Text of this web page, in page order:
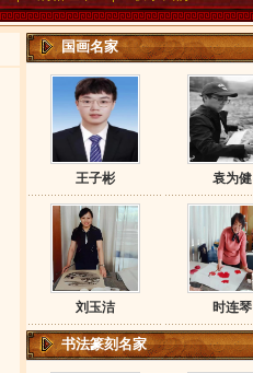
国画名家
王子彬 袁为健
刘玉洁 时连琴
书法篆刻名家